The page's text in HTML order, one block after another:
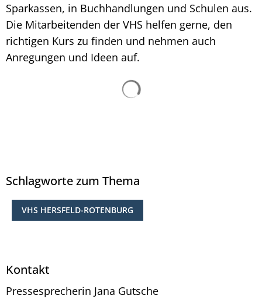
Sparkassen, in Buchhandlungen und Schulen aus.
Die Mitarbeitenden der VHS helfen gerne, den
richtigen Kurs zu finden und nehmen auch
Anregungen und Ideen auf.
Schlagworte zum Thema
VHS HERSFELD-ROTENBURG
Kontakt
Pressesprecherin Jana Gutsche